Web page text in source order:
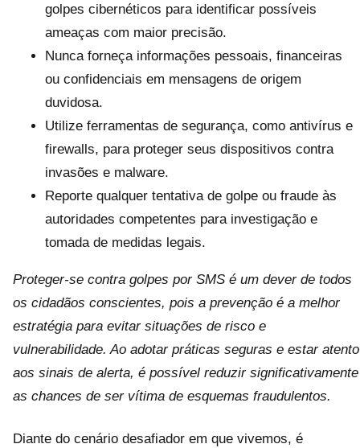
golpes cibernéticos para identificar possíveis
ameaças com maior precisão.
Nunca forneça informações pessoais, financeiras
ou confidenciais em mensagens de origem
duvidosa.
Utilize ferramentas de segurança, como antivírus e
firewalls, para proteger seus dispositivos contra
invasões e malware.
Reporte qualquer tentativa de golpe ou fraude às
autoridades competentes para investigação e
tomada de medidas legais.
Proteger-se contra golpes por SMS é um dever de todos
os cidadãos conscientes, pois a prevenção é a melhor
estratégia para evitar situações de risco e
vulnerabilidade. Ao adotar práticas seguras e estar atento
aos sinais de alerta, é possível reduzir significativamente
as chances de ser vítima de esquemas fraudulentos.
Diante do cenário desafiador em que vivemos, é